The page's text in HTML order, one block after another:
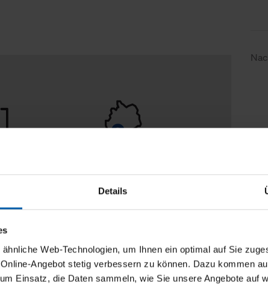
Details
Web-Technologien, um Ihnen ein optimal auf Sie
Angebot stetig verbessern zu können. Dazu kommen
Einsatz, die Daten sammeln, wie Sie unsere Angebote auf
Burladingen